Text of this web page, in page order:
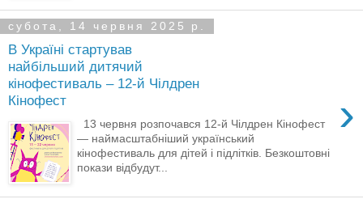
субота, 14 червня 2025 р.
В Україні стартував
найбільший дитячий
кінофестиваль – 12-й Чілдрен
Кінофест
›
13 червня розпочався 12-й Чілдрен Кінофест
— наймасштабніший український
кінофестиваль для дітей і підлітків. Безкоштовні
покази відбудут...